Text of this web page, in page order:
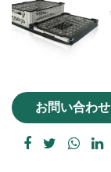
お問い合わせ